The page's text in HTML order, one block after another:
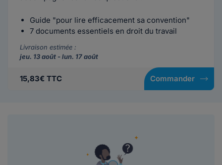
Guide "pour lire efficacement sa convention"
7 documents essentiels en droit du travail
Livraison estimée :
jeu. 13 août - lun. 17 août
15,83€ TTC Commander